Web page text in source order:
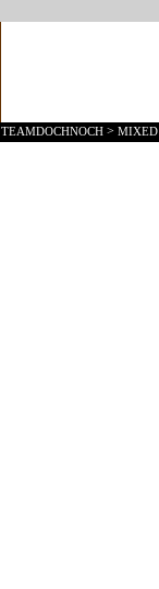
TEAMDOCHNOCH > MIXED